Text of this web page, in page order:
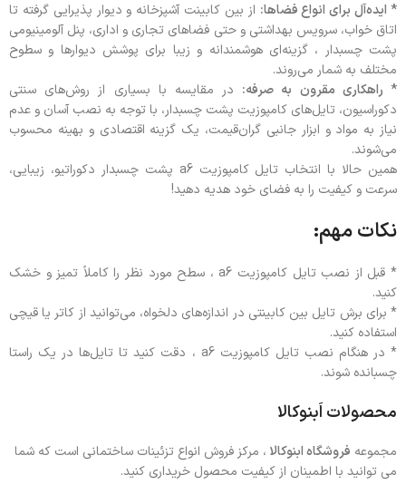
* ایده‌آل برای انواع فضاها: از بین کابینت آشپزخانه و دیوار پذیرایی گرفته تا
اتاق خواب، سرویس بهداشتی و حتی فضاهای تجاری و اداری، پنل آلومینیومی
پشت چسبدار ، گزینه‌ای هوشمندانه و زیبا برای پوشش دیوارها و سطوح
مختلف به شمار می‌روند.
* راهکاری مقرون به صرفه: در مقایسه با بسیاری از روش‌های سنتی
دکوراسیون، تایل‌های کامپوزیت پشت چسبدار، با توجه به نصب آسان و عدم
نیاز به مواد و ابزار جانبی گران‌قیمت، یک گزینه اقتصادی و بهینه محسوب
می‌شوند.
همین حالا با انتخاب تایل کامپوزیت a6 پشت چسبدار دکوراتیو، زیبایی،
سرعت و کیفیت را به فضای خود هدیه دهید!
نکات مهم:
* قبل از نصب تایل کامپوزیت a6 ، سطح مورد نظر را کاملاً تمیز و خشک
کنید.
* برای برش تایل‌ بین کابینتی در اندازه‌های دلخواه، می‌توانید از کاتر یا قیچی
استفاده کنید.
* در هنگام نصب تایل کامپوزیت a6 ، دقت کنید تا تایل‌ها در یک راستا
چسبانده شوند.
محصولات اَبنوکالا
مجموعه فروشگاه ابنوکالا ، مرکز فروش انواع تزئینات ساختمانی است که شما
می توانید با اطمینان از کیفیت محصول خریداری کنید.